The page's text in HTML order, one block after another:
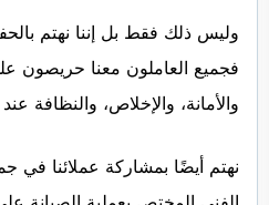
وليس ذلك فقط بل إننا نهتم
فجميع العاملون معنا حريصون على
والأمانة، والإخلاص، والنظافة
نهتم أيضًا بمشاركة عملائنا في